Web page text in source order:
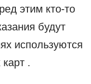
этим кто-то
будут
используются
.